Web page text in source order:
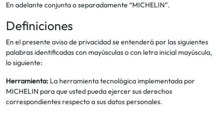
En adelante conjunta o separadamente “MICHELIN”.
Definiciones
En el presente aviso de privacidad se entenderá por las siguientes
palabras identificadas con mayúsculas o con letra inicial mayúscula,
lo siguiente:
Herramienta: La herramienta tecnológica implementada por
MICHELIN para que usted pueda ejercer sus derechos
correspondientes respecto a sus datos personales.